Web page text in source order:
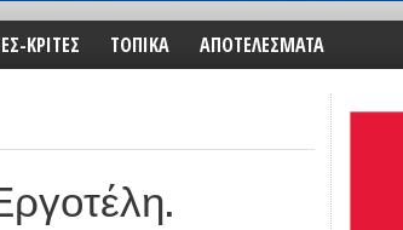
ΚΡΙΤΕΣ ΤΟΠΙΚΑ ΑΠΟΤΕΛΕΣΜΑΤΑ